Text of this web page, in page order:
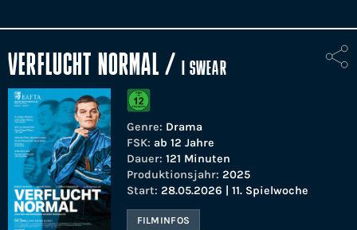
VERFLUCHT NORMAL / I SWEAR
Genre: Drama
FSK: ab 12 Jahre
Dauer: 121 Minuten
Produktionsjahr: 2025
Start: 28.05.2026 | 11. Spielwoche
FILMINFOS